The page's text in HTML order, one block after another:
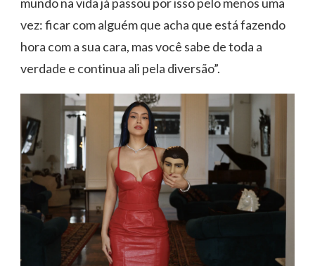
vez: ficar com alguém que acha que está fazendo
hora com a sua cara, mas você sabe de toda a
verdade e continua ali pela diversão”.